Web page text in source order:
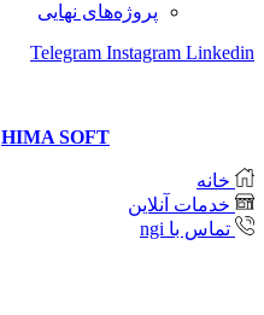
پروژه‌های نهایی
Telegram Instagram Linkedin
HIMA SOFT
خانه
خدمات آنلاین
تماس با ngi